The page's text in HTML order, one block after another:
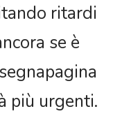
ritardi
se è
più urgenti.